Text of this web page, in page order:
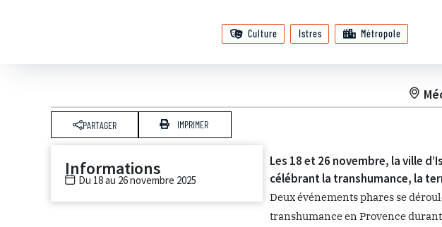
Culture Istres Métropole
PARTAGER IMPRIMER
Informations
Du 18 au 26 novembre 2025
Les 18 et 26 novembre, la ville
célébrant la transhumance, la
Deux événements phares se
transhumance en Provence